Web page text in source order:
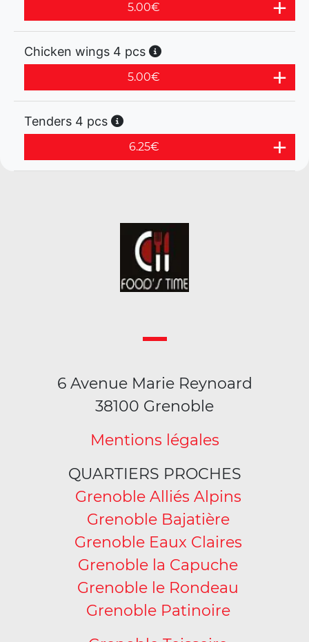
5.00€
Chicken wings 4 pcs
5.00€
Tenders 4 pcs
6.25€
6 Avenue Marie Reynoard
38100 Grenoble
Mentions légales
QUARTIERS PROCHES
Grenoble Alliés Alpins
Grenoble Bajatière
Grenoble Eaux Claires
Grenoble la Capuche
Grenoble le Rondeau
Grenoble Patinoire